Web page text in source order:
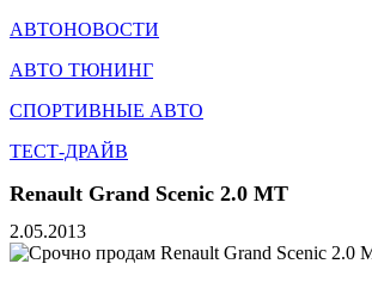
АВТОНОВОСТИ
АВТО ТЮНИНГ
СПОРТИВНЫЕ АВТО
ТЕСТ-ДРАЙВ
Renault Grand Scenic 2.0 MT
2.05.2013